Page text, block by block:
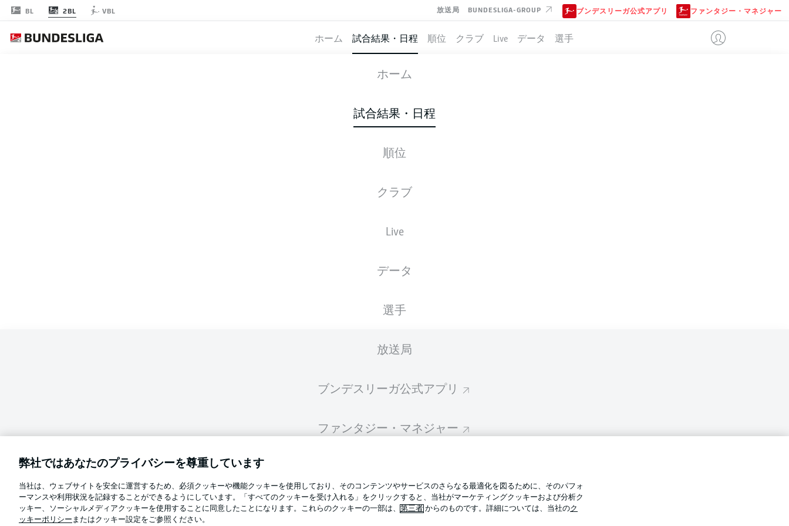
BL 2BL VBL 放送局 BUNDESLIGA-GROUP ブンデスリーガ公式アプリ ファンタジー・マネジャー
ホーム 試合結果・日程 順位 クラブ Live データ 選手
ホーム
試合結果・日程
順位
クラブ
Live
データ
選手
放送局
ブンデスリーガ公式アプリ
ファンタジー・マネジャー
言語をお選びください
日本語 Display Mode
VFL OSNABRÜCK ARMINIA BIELEFELD
スターティングメンバー
スターティングメンバーは試合開始の 60分前に公開されます
Football as it's meant to be
BUNDESLIGA APP
利用条件
求人
弊社ではあなたのプライバシーを尊重しています
当社は、ウェブサイトを安全に運営するため、必須クッキーや機能クッキーを使用しており、そのコンテンツやサービスのさらなる最適化を図るために、そのパフォ
ーマンスや利用状況を記録することができるようにしています。「すべてのクッキーを受け入れる」をクリックすると、当社がマーケティングクッキーおよび分析ク
ッキー、ソーシャルメディアクッキーを使用することに同意したことになります。これらのクッキーの一部は、 第三者 からのものです。詳細については、当社のク
ッキーポリシー またはクッキー設定をご参照ください。